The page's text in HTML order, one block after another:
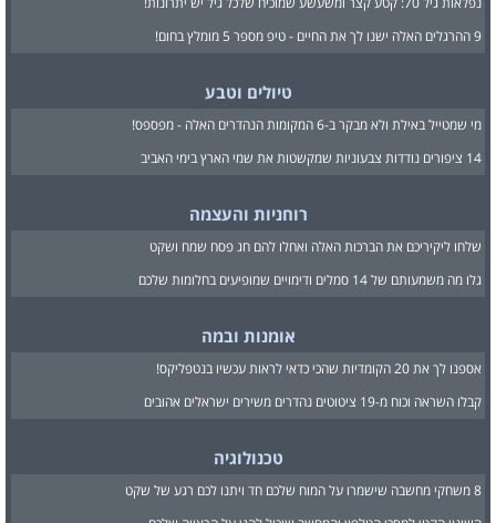
9 ההרגלים האלה ישנו לך את החיים - טיפ מספר 5 מומלץ בחום!
טיולים וטבע
מי שמטייל באילת ולא מבקר ב-6 המקומות הנהדרים האלה - מפספס!
14 ציפורים נודדות צבעוניות שמקשטות את שמי הארץ בימי האביב
רוחניות והעצמה
שלחו ליקיריכם את הברכות האלה ואחלו להם חג פסח שמח ושקט
גלו מה משמעותם של 14 סמלים ודימויים שמופיעים בחלומות שלכם
אומנות ובמה
אספנו לך את 20 הקומדיות שהכי כדאי לראות עכשיו בנטפליקס!
קבלו השראה וכוח מ-19 ציטוטים נהדרים משירים ישראלים אהובים
טכנולוגיה
8 משחקי מחשבה שישמרו על המוח שלכם חד ויתנו לכם רגע של שקט